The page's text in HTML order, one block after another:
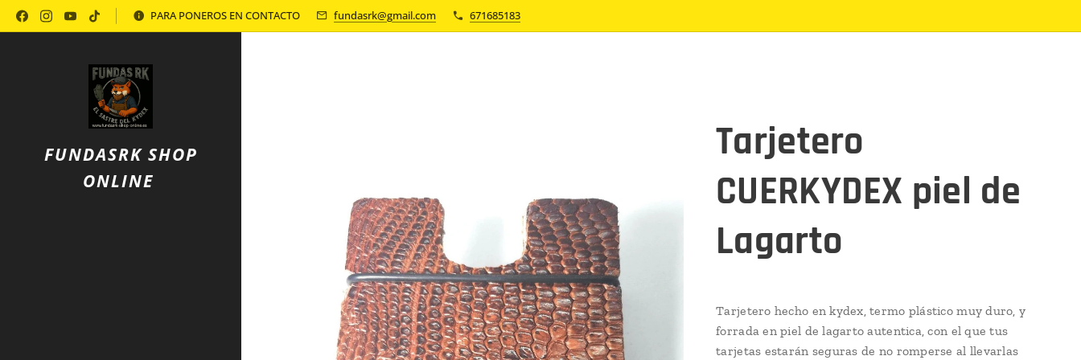
Política de Privacidad PARA PONEROS EN CONTACTO fundasrk@gmail.com 671685183
FUNDASRK SHOP
ONLINE
Tarjetero
CUERKYDEX piel de
Lagarto
Tarjetero hecho en kydex, termo plástico muy duro, y
forrada en piel de lagarto autentica, con el que tus
tarjetas estarán seguras de no romperse al llevarlas